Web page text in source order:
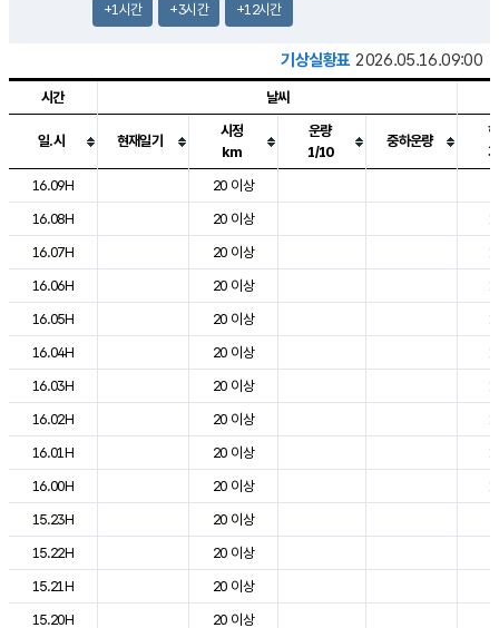
+1시간 +3시간 +12시간
기상실황표 2026.05.16.09:00
도시별 기상실황표로 지점, 날씨, 기온, 강수, 바람, 기압등을 안내한 표입
시간 날씨
일.시 현재일기
시정
km
운량
1/10
중하운량
16.09H
20 이상
16.08H
20 이상
16.07H
20 이상
16.06H
20 이상
16.05H
20 이상
16.04H
20 이상
16.03H
20 이상
16.02H
20 이상
16.01H
20 이상
16.00H
20 이상
15.23H
20 이상
15.22H
20 이상
15.21H
20 이상
15.20H
20 이상